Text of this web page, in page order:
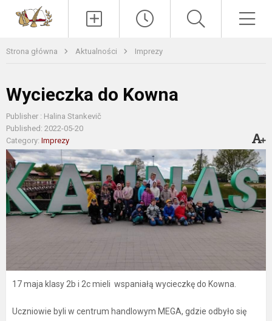
Strona główna Aktualności Imprezy
Wycieczka do Kowna
Publisher : Halina Stankevič
Published: 2022-05-20
Category: Imprezy
17 maja klasy 2b i 2c mieli wspaniałą wycieczkę do Kowna.
Uczniowie byli w centrum handlowym MEGA, gdzie odbyło się